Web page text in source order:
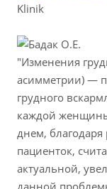
Klinik
"Изменения
асимметрии) —
грудного
каждой
днем, благодаря
пациенток,
актуальной,